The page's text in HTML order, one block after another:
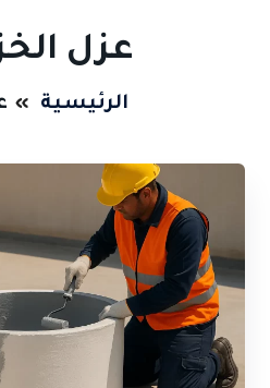
عزل
الرئيسية